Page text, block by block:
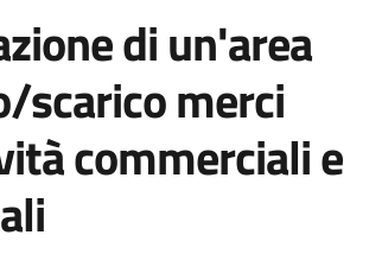
di un'area
scarico merci
commerciali e